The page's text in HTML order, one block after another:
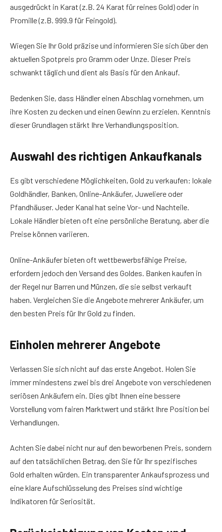
ausgedrückt in Karat (z.B. 24 Karat für reines Gold) oder in
Promille (z.B. 999.9 für Feingold).
Wiegen Sie Ihr Gold präzise und informieren Sie sich über den
aktuellen Spotpreis pro Gramm oder Unze. Dieser Preis
schwankt täglich und dient als Basis für den Ankauf.
Bedenken Sie, dass Händler einen Abschlag vornehmen, um
ihre Kosten zu decken und einen Gewinn zu erzielen. Kenntnis
dieser Grundlagen stärkt Ihre Verhandlungsposition.
Auswahl des richtigen Ankaufkanals
Es gibt verschiedene Möglichkeiten, Gold zu verkaufen: lokale
Goldhändler, Banken, Online-Ankäufer, Juweliere oder
Pfandhäuser. Jeder Kanal hat seine Vor- und Nachteile.
Lokale Händler bieten oft eine persönliche Beratung, aber die
Preise können variieren.
Online-Ankäufer bieten oft wettbewerbsfähige Preise,
erfordern jedoch den Versand des Goldes. Banken kaufen in
der Regel nur Barren und Münzen, die sie selbst verkauft
haben. Vergleichen Sie die Angebote mehrerer Ankäufer, um
den besten Preis für Ihr Gold zu finden.
Einholen mehrerer Angebote
Verlassen Sie sich nicht auf das erste Angebot. Holen Sie
immer mindestens zwei bis drei Angebote von verschiedenen
seriösen Ankäufern ein. Dies gibt Ihnen eine bessere
Vorstellung vom fairen Marktwert und stärkt Ihre Position bei
Verhandlungen.
Achten Sie dabei nicht nur auf den beworbenen Preis, sondern
auf den tatsächlichen Betrag, den Sie für Ihr spezifisches
Gold erhalten würden. Ein transparenter Ankaufsprozess und
eine klare Aufschlüsselung des Preises sind wichtige
Indikatoren für Seriosität.